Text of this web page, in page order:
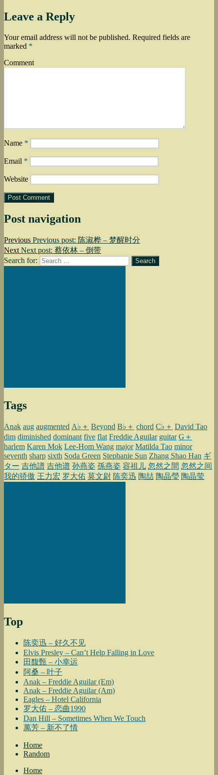
Leave a Reply
Your email address will not be published. Required fields are
marked *
Comment
Name *
Email *
Website
Post navigation
Previous Previous post: 陈淑桦 – 梦醒时分
Next Next post: 蔡依林 – 倒带
Search for:
Search
Tags
Anak aug augmented A♭＋ Beyond B♭＋ chord C♭＋ David Tao
dim diminished dominant five flat Freddie Aguilar guitar G＋
harlem Karen Mok Lee-Hom Wang major Matilda Tao minor
seventh sharp sixth Soda Green Stephanie Sun Zhang Shao Han ギ
ター 吉他譜 吉他谱 孙燕姿 孫燕姿 容祖儿 忽然之間 忽然之间
我的骄傲 王力宏 罗大佑 莫文尉 陈奕迅 陶喆 陶晶瑩 陶晶莹
Top
陈奕迅 – 好久不见
Elvis Presley – Can’t Help Falling in Love
田馥甄 – 小幸运
阿桑 – 叶子
Anak – Freddie Aguilar (Em)
Anak – Freddie Aguilar (Am)
Eagles – Hotel California
罗大佑 – 恋曲1990
Dan Hill – Sometimes When We Touch
萬芳 – 新不了情
Home
Random
Home